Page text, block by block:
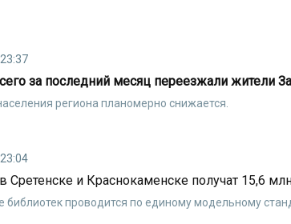
23:37
за последний месяц переезжали жители
региона планомерно снижается.
23:04
Сретенске и Краснокаменске получат 15,6
библиотек проводится по единому модельному